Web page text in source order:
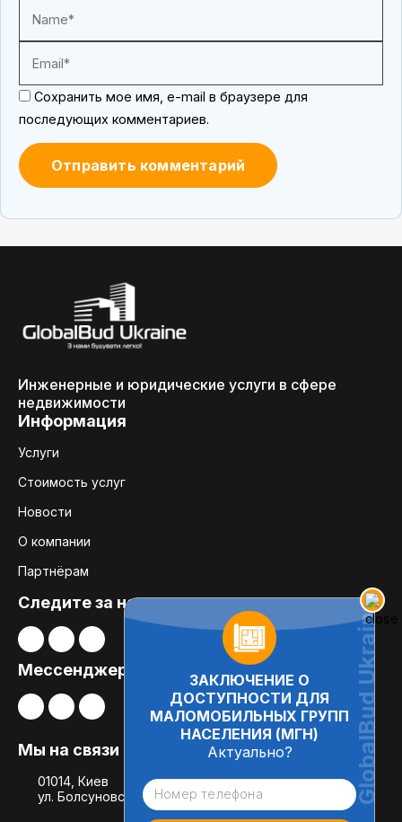
Сохранить мое имя, e-mail в браузере для
последующих комментариев.
ЗАКЛЮЧЕНИЕ О
ДОСТУПНОСТИ ДЛЯ
МАЛОМОБИЛЬНЫХ ГРУПП
НАСЕЛЕНИЯ (МГН)
Актуально?
Инженерные и юридические услуги в сфере
недвижимости
Информация
Услуги
Стоимость услуг
Новости
О компании
Партнёрам
Следите за нами:
Мессенджеры
Мы на связи
01014, Киев
ул. Болсуновская, 8, офис 21